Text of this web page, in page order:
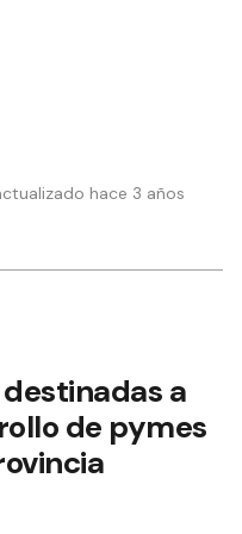
hace 3 años
a
de pymes